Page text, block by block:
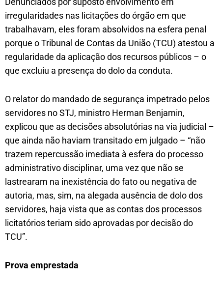
irregularidades nas licitações do órgão em que
trabalhavam, eles foram absolvidos na esfera penal
porque o Tribunal de Contas da União (TCU) atestou a
regularidade da aplicação dos recursos públicos – o
que excluiu a presença do dolo da conduta.
O relator do mandado de segurança impetrado pelos
servidores no STJ, ministro Herman Benjamin,
explicou que as decisões absolutórias na via judicial –
que ainda não haviam transitado em julgado – “não
trazem repercussão imediata à esfera do processo
administrativo disciplinar, uma vez que não se
lastrearam na inexistência do fato ou negativa de
autoria, mas, sim, na alegada ausência de dolo dos
servidores, haja vista que as contas dos processos
licitatórios teriam sido aprovadas por decisão do
TCU”.
Prova emprestad​a